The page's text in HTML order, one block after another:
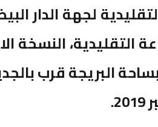
لجهة الدار
التقليدية، النسخة